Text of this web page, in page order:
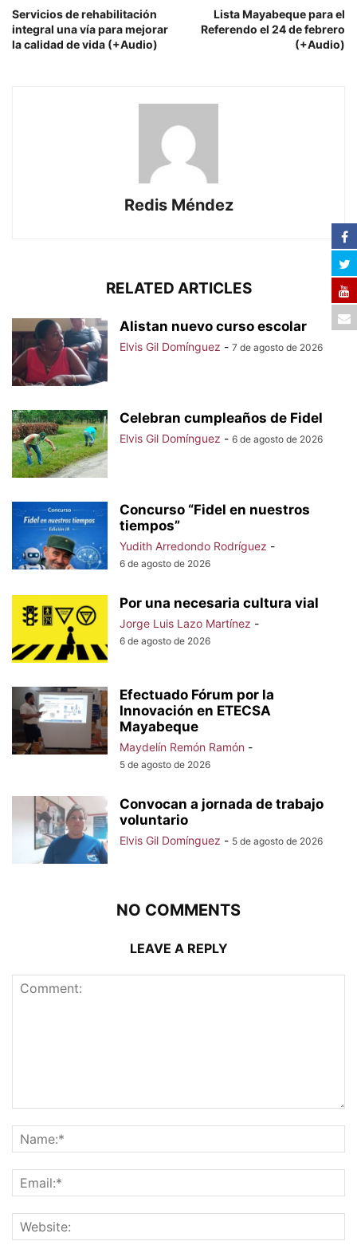
Servicios de rehabilitación
integral una vía para mejorar
la calidad de vida (+Audio)
Lista Mayabeque para el
Referendo el 24 de febrero
(+Audio)
Redis Méndez
RELATED ARTICLES
Alistan nuevo curso escolar
Elvis Gil Domínguez - 7 de agosto de 2026
Celebran cumpleaños de Fidel
Elvis Gil Domínguez - 6 de agosto de 2026
Concurso “Fidel en nuestros
tiempos”
Yudith Arredondo Rodríguez -
6 de agosto de 2026
Por una necesaria cultura vial
Jorge Luis Lazo Martínez -
6 de agosto de 2026
Efectuado Fórum por la
Innovación en ETECSA
Mayabeque
Maydelín Remón Ramón -
5 de agosto de 2026
Convocan a jornada de trabajo
voluntario
Elvis Gil Domínguez - 5 de agosto de 2026
NO COMMENTS
LEAVE A REPLY